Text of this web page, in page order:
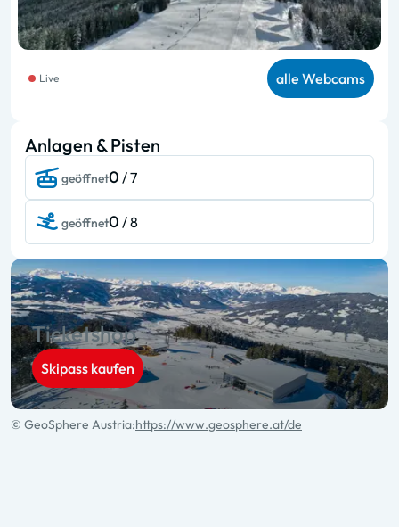
Live alle Webcams
Anlagen & Pisten
geöffnet0 / 7
geöffnet0 / 8
Ticketshop
Skipass kaufen
© GeoSphere Austria:https://www.geosphere.at/de